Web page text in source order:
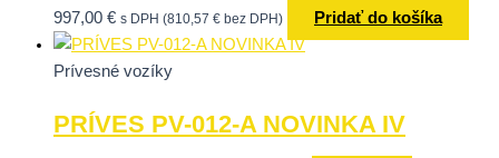
997,00 € s DPH (810,57 € bez DPH) Pridať do košíka
Prívesné vozíky
PRÍVES PV-012-A NOVINKA IV